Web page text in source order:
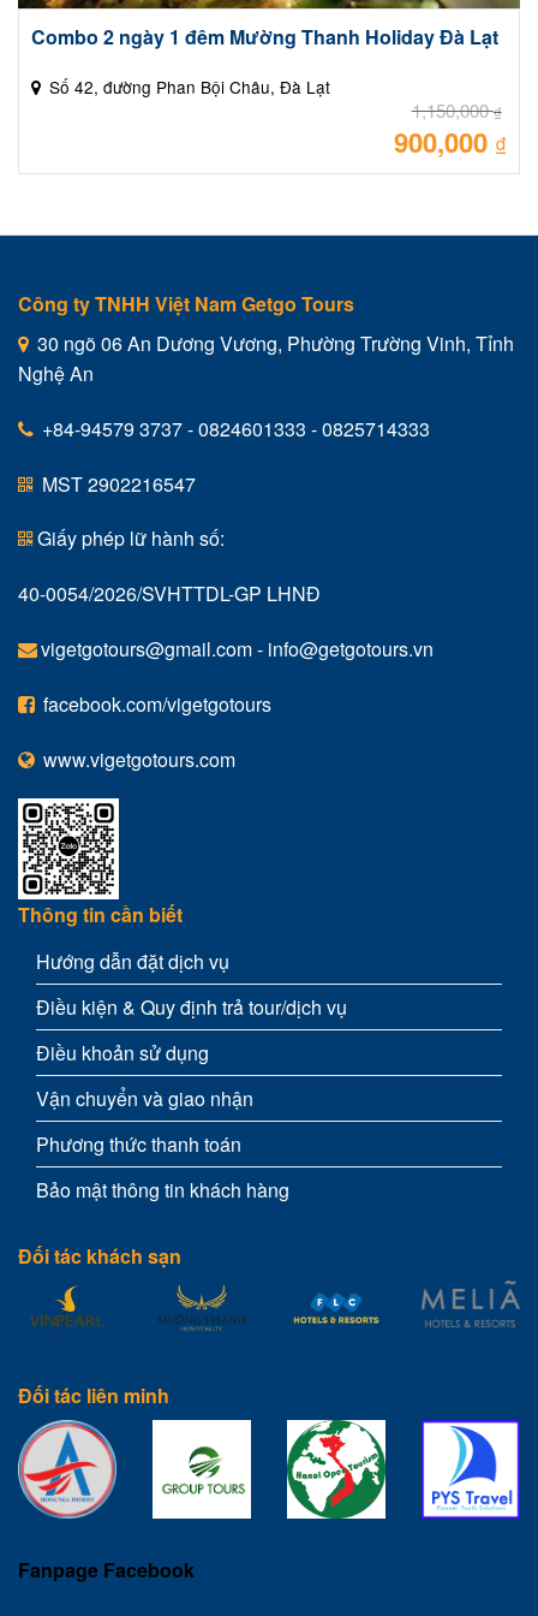
Combo 2 ngày 1 đêm Mường Thanh Holiday Đà Lạt
Số 42, đường Phan Bội Châu, Đà Lạt
1,150,000₫
gốc
900,000 ₫
Giá
Công ty TNHH Việt Nam Getgo Tours
30 ngõ 06 An Dương Vương, Phường Trường Vinh, Tỉnh
Nghệ An
+84-94579 3737 - 0824601333 - 0825714333
MST 2902216547
Giấy phép lữ hành số:
40-0054/2026/SVHTTDL-GP LHNĐ
vigetgotours@gmail.com- info@getgotours.vn
facebook.com/vigetgotours
www.vigetgotours.com
Thông tin cần biết
Hướng dẫn đặt dịch vụ
Điều kiện & Quy định trả tour/dịch vụ
Điều khoản sử dụng
Vận chuyển và giao nhận
Phương thức thanh toán
Bảo mật thông tin khách hàng
Đối tác khách sạn
Đối tác liên minh
Fanpage Facebook